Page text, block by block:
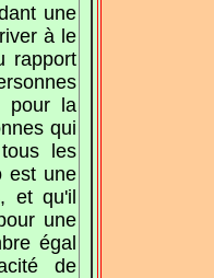
une
à le
rapport
pour la
qui
les
est une
et qu'il
une
égal
de